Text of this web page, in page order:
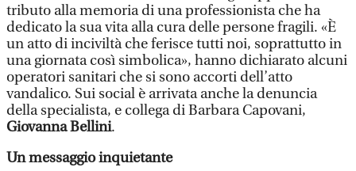
tributo alla memoria di una professionista che ha
dedicato la sua vita alla cura delle persone fragili. «È
un atto di inciviltà che ferisce tutti noi, soprattutto in
una giornata così simbolica», hanno dichiarato alcuni
operatori sanitari che si sono accorti dell’atto
vandalico. Sui social è arrivata anche la denuncia
della specialista, e collega di Barbara Capovani,
Giovanna Bellini.
Un messaggio inquietante